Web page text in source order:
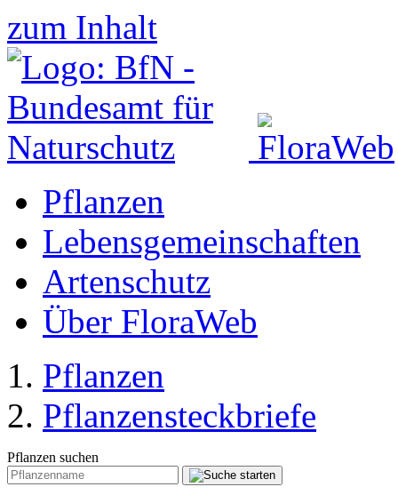
zum Inhalt
Pflanzen
Lebensgemeinschaften
Artenschutz
Über FloraWeb
Pflanzen
Pflanzensteckbriefe
Pflanzen suchen